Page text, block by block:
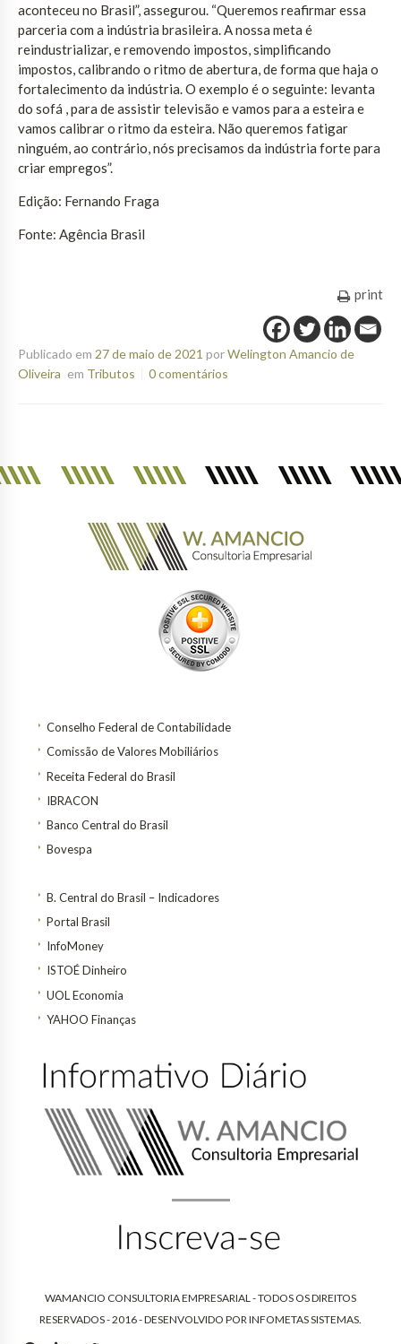
aconteceu no Brasil”, assegurou. “Queremos reafirmar essa
parceria com a indústria brasileira. A nossa meta é
reindustrializar, e removendo impostos, simplificando
impostos, calibrando o ritmo de abertura, de forma que haja o
fortalecimento da indústria. O exemplo é o seguinte: levanta
do sofá , para de assistir televisão e vamos para a esteira e
vamos calibrar o ritmo da esteira. Não queremos fatigar
ninguém, ao contrário, nós precisamos da indústria forte para
criar empregos”.
Edição: Fernando Fraga
Fonte: Agência Brasil
print
Publicado em 27 de maio de 2021 porWelington Amancio de
Oliveira em Tributos 0 comentários
Conselho Federal de Contabilidade
Comissão de Valores Mobiliários
Receita Federal do Brasil
IBRACON
Banco Central do Brasil
Bovespa
B. Central do Brasil – Indicadores
Portal Brasil
InfoMoney
ISTOÉ Dinheiro
UOL Economia
YAHOO Finanças
WAMANCIO CONSULTORIA EMPRESARIAL - TODOS OS DIREITOS
RESERVADOS - 2016 - DESENVOLVIDO POR INFOMETAS SISTEMAS